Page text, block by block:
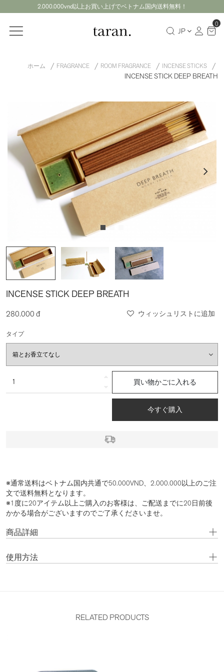
2.000.000vnd以上お買い上げでベトナム国内送料無料！
JP
0
ホーム FRAGRANCE ROOM FRAGRANCE INCENSE STICKS
INCENSE STICK DEEP BREATH
INCENSE STICK DEEP BREATH
280.000 đ ウィッシュリストに追加
タイプ
買い物かごに入れる
今すぐ購入
※通常送料はベトナム国内共通で50.000VND、2.000.000以上のご注
文で送料無料となります。
※1度に20アイテム以上ご購入のお客様は、ご配送までに20日前後
かかる場合がございますのでご了承くださいませ。
商品詳細
使用方法
RELATED PRODUCTS